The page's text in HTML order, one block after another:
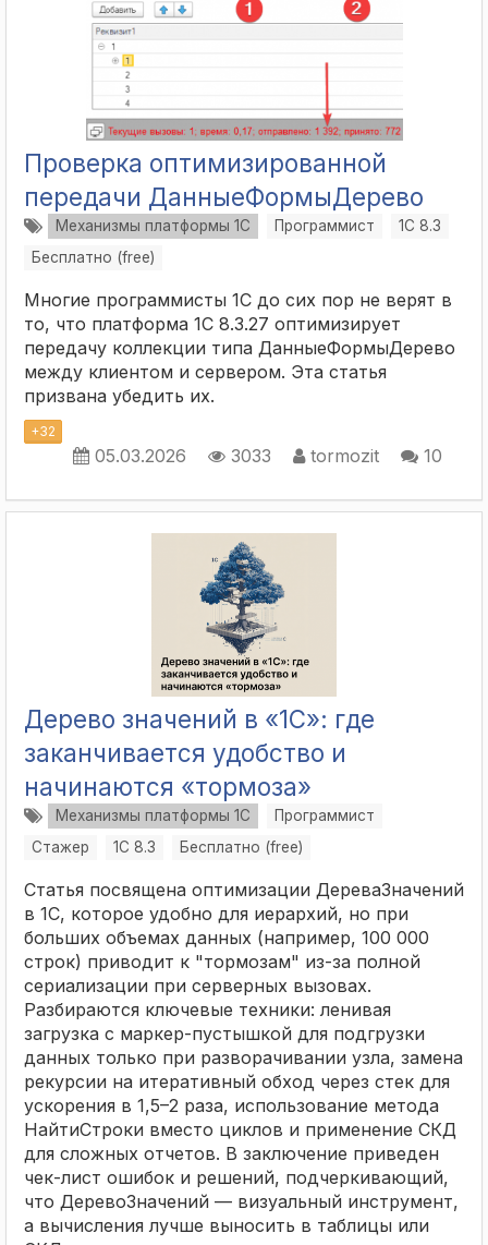
Проверка оптимизированной
передачи ДанныеФормыДерево
Механизмы платформы 1С Программист
1С 8.3
Бесплатно (free)
Многие программисты 1С до сих пор не верят в
то, что платформа 1C 8.3.27 оптимизирует
передачу коллекции типа ДанныеФормыДерево
между клиентом и сервером. Эта статья
призвана убедить их.
+32
05.03.2026 3033 tormozit 10
Дерево значений в «1С»: где
заканчивается удобство и
начинаются «тормоза»
Механизмы платформы 1С
Программист
Стажер
1С 8.3 Бесплатно (free)
Статья посвящена оптимизации ДереваЗначений
в 1С, которое удобно для иерархий, но при
больших объемах данных (например, 100 000
строк) приводит к "тормозам" из-за полной
сериализации при серверных вызовах.
Разбираются ключевые техники: ленивая
загрузка с маркер-пустышкой для подгрузки
данных только при разворачивании узла, замена
рекурсии на итеративный обход через стек для
ускорения в 1,5–2 раза, использование метода
НайтиСтроки вместо циклов и применение СКД
для сложных отчетов. В заключение приведен
чек-лист ошибок и решений, подчеркивающий,
что ДеревоЗначений — визуальный инструмент,
а вычисления лучше выносить в таблицы или